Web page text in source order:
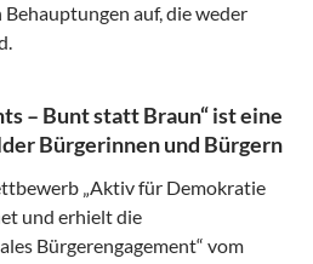
Behauptungen auf, die weder
– Bunt statt Braun“ ist eine
Bürgerinnen und Bürgern
„Aktiv für Demokratie
und erhielt die
Bürgerengagement“ vom